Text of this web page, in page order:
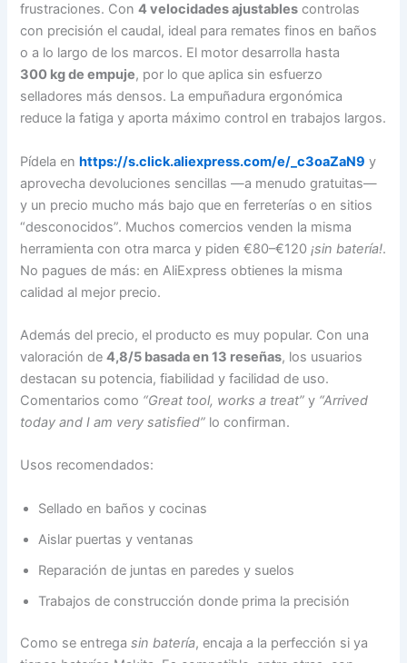
frustraciones. Con4 velocidades ajustables controlas
con precisión el caudal, ideal para remates finos en baños
o a lo largo de los marcos. El motor desarrolla hasta
300 kg de empuje, por lo que aplica sin esfuerzo
selladores más densos. La empuñadura ergonómica
reduce la fatiga y aporta máximo control en trabajos largos.
Pídela enhttps://s.click.aliexpress.com/e/_c3oaZaN9 y
aprovecha devoluciones sencillas —a menudo gratuitas—
y un precio mucho más bajo que en ferreterías o en sitios
“desconocidos”. Muchos comercios venden la misma
herramienta con otra marca y piden €80–€120¡sin batería!.
No pagues de más: en AliExpress obtienes la misma
calidad al mejor precio.
Además del precio, el producto es muy popular. Con una
valoración de4,8/5 basada en 13 reseñas, los usuarios
destacan su potencia, fiabilidad y facilidad de uso.
Comentarios como “Great tool, works a treat” y “Arrived
today and I am very satisfied” lo confirman.
Usos recomendados:
Sellado en baños y cocinas
Aislar puertas y ventanas
Reparación de juntas en paredes y suelos
Trabajos de construcción donde prima la precisión
Como se entregasin batería, encaja a la perfección si ya